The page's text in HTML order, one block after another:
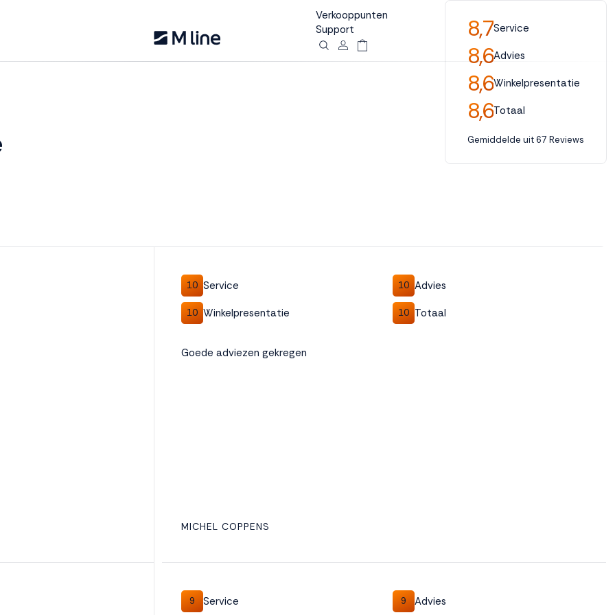
Verkooppunten
Support
8,7Service
8,6Advies
8,6Winkelpresentatie
8,6Totaal
Gemiddelde uit 67 Reviews
10 Service 10 Advies
10 Winkelpresentatie 10 Totaal
Goede adviezen gekregen
MICHEL COPPENS
9 Service 9 Advies